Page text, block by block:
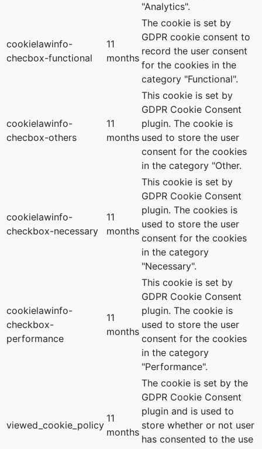
"Analytics".
cookielawinfo-
checbox-functional
11
months
The cookie is set by
GDPR cookie consent to
record the user consent
for the cookies in the
category "Functional".
cookielawinfo-
checbox-others
11
months
This cookie is set by
GDPR Cookie Consent
plugin. The cookie is
used to store the user
consent for the cookies
in the category "Other.
cookielawinfo-
checkbox-necessary
11
months
This cookie is set by
GDPR Cookie Consent
plugin. The cookies is
used to store the user
consent for the cookies
in the category
"Necessary".
cookielawinfo-
checkbox-
performance
11
months
This cookie is set by
GDPR Cookie Consent
plugin. The cookie is
used to store the user
consent for the cookies
in the category
"Performance".
viewed_cookie_policy
11
months
The cookie is set by the
GDPR Cookie Consent
plugin and is used to
store whether or not user
has consented to the use